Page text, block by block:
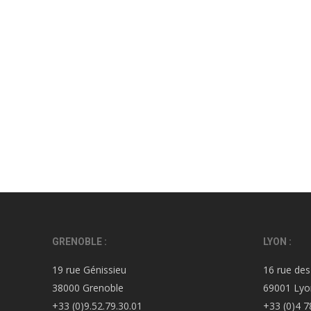
GRENOBLE :
19 rue Génissieu
38000 Grenoble
+33 (0)9.52.79.30.01
LYON :
16 rue
69001
+33 (0)4